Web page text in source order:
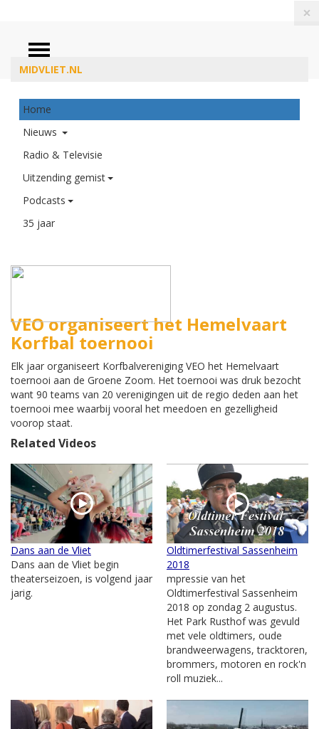
MIDVLIET.NL
×
Home
Nieuws
Radio & Televisie
Uitzending gemist
Podcasts
35 jaar
ZOEKEN
VEO organiseert het Hemelvaart
Korfbal toernooi
Elk jaar organiseert Korfbalvereniging VEO het Hemelvaart
toernooi aan de Groene Zoom. Het toernooi was druk bezocht
want 90 teams van 20 verenigingen uit de regio deden aan het
toernooi mee waarbij vooral het meedoen en gezelligheid
voorop staat.
Related Videos
Dans aan de Vliet
Dans aan de Vliet begin
theaterseizoen, is volgend jaar
jarig.
Oldtimerfestival Sassenheim
2018
mpressie van het
Oldtimerfestival Sassenheim
2018 op zondag 2 augustus.
Het Park Rusthof was gevuld
met vele oldtimers, oude
brandweerwagens, tracktoren,
brommers, motoren en rock'n
roll muziek...